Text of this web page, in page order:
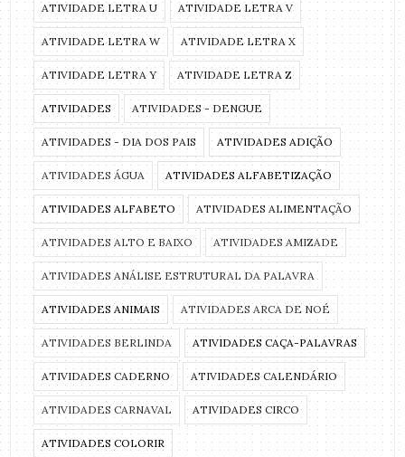
ATIVIDADE LETRA U ATIVIDADE LETRA V
ATIVIDADE LETRA W ATIVIDADE LETRA X
ATIVIDADE LETRA Y ATIVIDADE LETRA Z
ATIVIDADES ATIVIDADES - DENGUE
ATIVIDADES - DIA DOS PAIS ATIVIDADES ADIÇÃO
ATIVIDADES ÁGUA ATIVIDADES ALFABETIZAÇÃO
ATIVIDADES ALFABETO ATIVIDADES ALIMENTAÇÃO
ATIVIDADES ALTO E BAIXO ATIVIDADES AMIZADE
ATIVIDADES ANÁLISE ESTRUTURAL DA PALAVRA
ATIVIDADES ANIMAIS ATIVIDADES ARCA DE NOÉ
ATIVIDADES BERLINDA ATIVIDADES CAÇA-PALAVRAS
ATIVIDADES CADERNO ATIVIDADES CALENDÁRIO
ATIVIDADES CARNAVAL ATIVIDADES CIRCO
ATIVIDADES COLORIR